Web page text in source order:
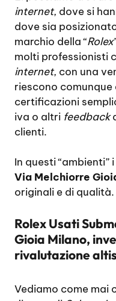
internet, dove si
dove sia
marchio della “Rolex
molti professionisti
internet, con una
riescono comunque
certificazioni
iva o altri feedback
clienti.
In questi “ambienti” i
Via Melchiorre
originali e di qualità.
Rolex Usati
Gioia Milano,
rivalutazione
Vediamo come mai